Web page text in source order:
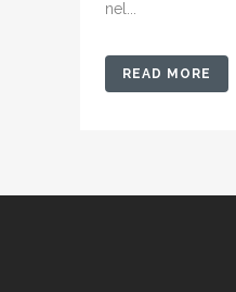
nel...
READ MORE